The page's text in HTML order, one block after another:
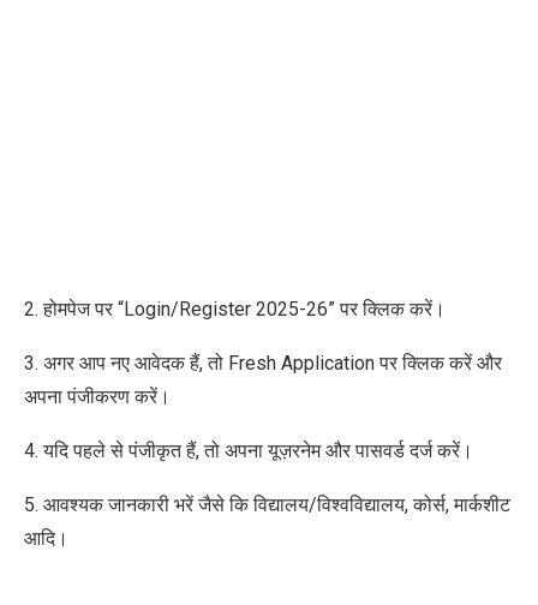
2. होमपेज पर “Login/Register 2025-26” पर क्लिक करें।
3. अगर आप नए आवेदक हैं, तो Fresh Application पर क्लिक करें और
अपना पंजीकरण करें।
4. यदि पहले से पंजीकृत हैं, तो अपना यूज़रनेम और पासवर्ड दर्ज करें।
5. आवश्यक जानकारी भरें जैसे कि विद्यालय/विश्वविद्यालय, कोर्स, मार्कशीट
आदि।